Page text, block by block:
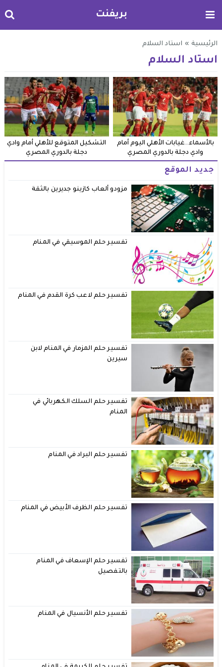
بريفنت
الرئيسية » استاد السلام
استاد السلام
بالأسماء..غيابات الأهلي اليوم أمام
وادي دجلة بالدوري المصري
التشكيل المتوقع للأهلي أمام وادي
دجلة بالدوري المصري
جديد الموقع
مزودو ألعاب كازينو جديرين بالثقة
تفسير حلم الموسيقي في المنام
تفسير حلم لاعب كرة القدم في المنام
تفسير حلم المزمار في المنام لابن
سيرين
تفسير حلم السلك الكهربائي في
المنام
تفسير حلم البراد في المنام
تفسير حلم الظرف الأبيض في المنام
تفسير حلم الإسعاف في المنام
بالتفصيل
تفسير حلم الأنسيال في المنام